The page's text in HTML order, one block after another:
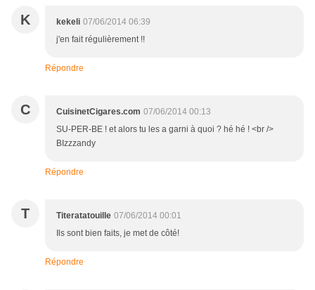
K kekeli 07/06/2014 06:39
j'en fait régulièrement !!
Répondre
C CuisinetCigares.com 07/06/2014 00:13
SU-PER-BE ! et alors tu les a garni à quoi ? hé hé ! <br />
BIzzzandy
Répondre
T Titeratatouille 07/06/2014 00:01
Ils sont bien faits, je met de côté!
Répondre